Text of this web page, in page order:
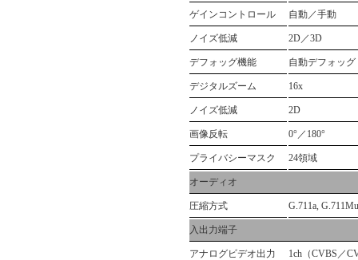
ゲインコントロール 自動／手動
ノイズ低減 2D／3D
デフォッグ機能 自動デフォッグ
デジタルズーム 16x
ノイズ低減 2D
画像反転 0°／180°
プライバシーマスク 24領域
オーディオ
圧縮方式 G.711a, G.711Mu
入出力端子
アナログビデオ出力 1ch（CVBS／